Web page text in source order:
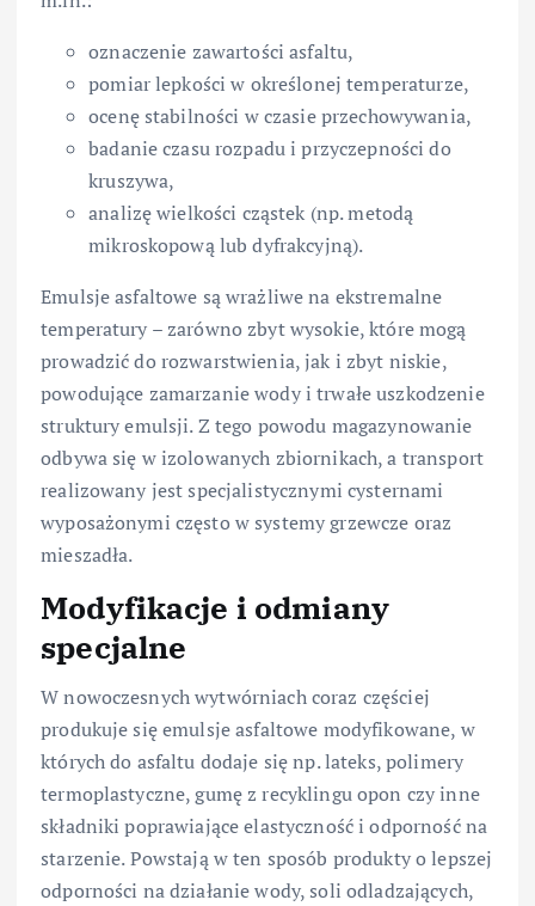
oznaczenie zawartości asfaltu,
pomiar lepkości w określonej temperaturze,
ocenę stabilności w czasie przechowywania,
badanie czasu rozpadu i przyczepności do
kruszywa,
analizę wielkości cząstek (np. metodą
mikroskopową lub dyfrakcyjną).
Emulsje asfaltowe są wrażliwe na ekstremalne
temperatury – zarówno zbyt wysokie, które mogą
prowadzić do rozwarstwienia, jak i zbyt niskie,
powodujące zamarzanie wody i trwałe uszkodzenie
struktury emulsji. Z tego powodu magazynowanie
odbywa się w izolowanych zbiornikach, a transport
realizowany jest specjalistycznymi cysternami
wyposażonymi często w systemy grzewcze oraz
mieszadła.
Modyfikacje i odmiany
specjalne
W nowoczesnych wytwórniach coraz częściej
produkuje się emulsje asfaltowe modyfikowane, w
których do asfaltu dodaje się np. lateks, polimery
termoplastyczne, gumę z recyklingu opon czy inne
składniki poprawiające elastyczność i odporność na
starzenie. Powstają w ten sposób produkty o lepszej
odporności na działanie wody, soli odladzających,